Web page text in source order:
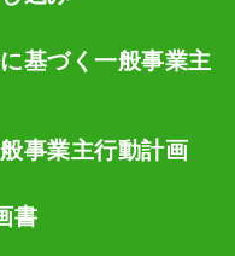
基づく一般事業主
事業主行動計画
書